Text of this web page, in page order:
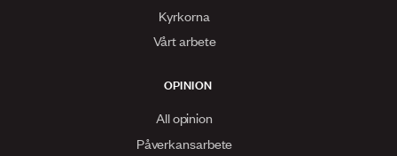
Kyrkorna
Vårt arbete
OPINION
All opinion
Påverkansarbete